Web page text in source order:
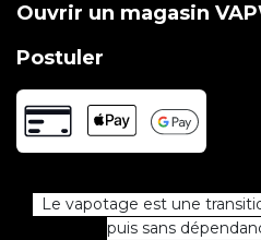
Ouvrir un magasin
Postuler
Le vapotage est une
puis sans